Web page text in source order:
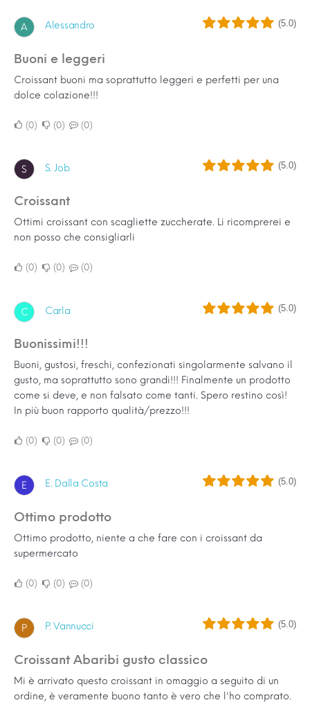
A Alessandro (5.0)
Buoni e leggeri
Croissant buoni ma soprattutto leggeri e perfetti per una
dolce colazione!!!
0 0 0
S S. Job (5.0)
Croissant
Ottimi croissant con scagliette zuccherate. Li ricomprerei e
non posso che consigliarli
0 0 0
C Carla (5.0)
Buonissimi!!!
Buoni, gustosi, freschi, confezionati singolarmente salvano il
gusto, ma soprattutto sono grandi!!! Finalmente un prodotto
come si deve, e non falsato come tanti. Spero restino così!
In più buon rapporto qualità/prezzo!!!
0 0 0
E E. Dalla Costa (5.0)
Ottimo prodotto
Ottimo prodotto, niente a che fare con i croissant da
supermercato
0 0 0
P P. Vannucci (5.0)
croissant Abaribi gusto classico
Mi è arrivato questo croissant in omaggio a seguito di un
ordine, è veramente buono tanto è vero che l'ho comprato.